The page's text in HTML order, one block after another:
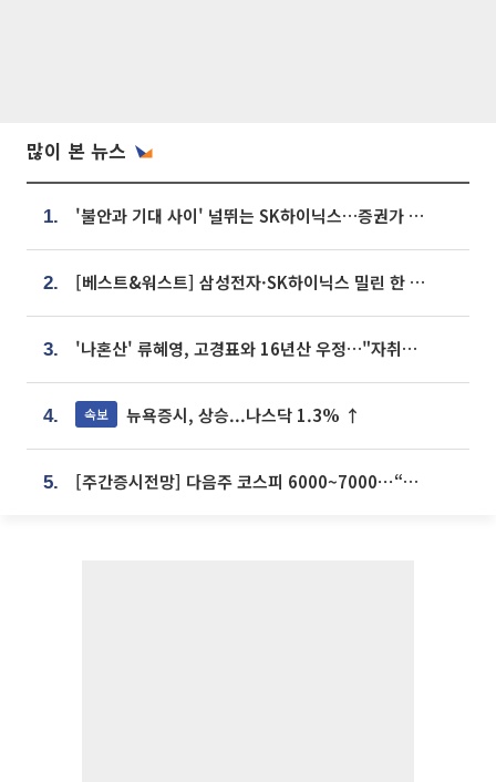
많이 본 뉴스
1. '불안과 기대 사이' 널뛰는 SK하이닉스…증권가 "HBM4·LTA 기반 펀터멘털 견고"
2. [베스트&워스트] 삼성전자·SK하이닉스 밀린 한 주…상상인증권은 85% 급등
3. '나혼산' 류혜영, 고경표와 16년산 우정…"자취방서 부모님과 마주쳐"
4. 속보 뉴욕증시, 상승...나스닥 1.3% ↑
5. [주간증시전망] 다음주 코스피 6000~7000⋯“外人 수급은 정책이 변수”